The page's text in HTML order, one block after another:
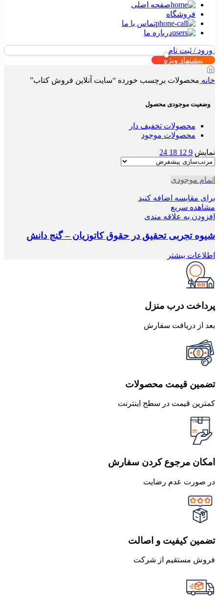
صفحه اصلی
فروشگاه
تماس با ما
درباره ما
ورود / ثبت نام
پیشنهاد ویژه
خانه محصولات برچسب خورده “سایت آنلاین فروش کتاب”
وضعیت موجودی محصول
محصولات تخفیف دار
محصولات موجود
نمایش 9
12
18
24
اتمام موجودی
برای مقایسه اضافه کنید
مشاهده سریع
افزودن به علاقه مندی
شیوه تجربی تحقیق در حقوق کاتوزیان – گنج دانش
اطلاعات بیشتر
پرداخت درب منزل
بعد از دریافت سفارش
تضمین قیمت محصولات
کمترین قیمت در سطح اینترنت
امکان مرجوع کردن سفارش
در صورت عدم رضایت
تضمین کیفیت و اصالت
فروش مستقیم از شرکت